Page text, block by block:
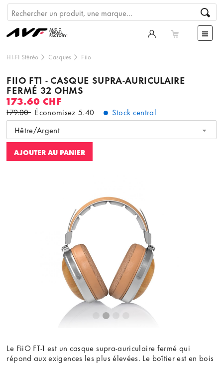
HI-FI Stéréo Casques Fiio
FIIO FT1 - CASQUE SUPRA-AURICULAIRE
FERMÉ 32 OHMS
173.60 CHF
179.00 Économisez5.40
Stock central
Hêtre/Argent
AJOUTER AU PANIER
Le FiiO FT-1 est un casque supra-auriculaire fermé qui
répond aux exigences les plus élevées. Le boîtier est en bois